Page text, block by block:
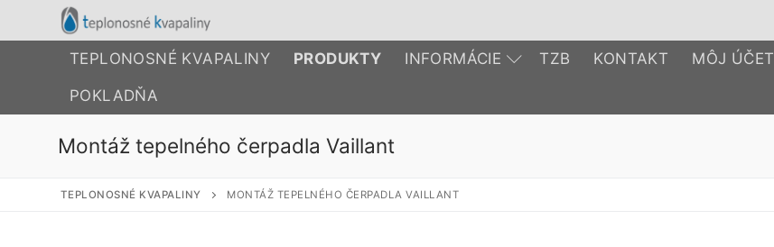
Preskočiť
TEPLONOSNÉ KVAPALINY PRODUKTY INFORMÁCIE TZB KONTAKT MÔJ ÚČET
POKLADŇA
Montáž tepelného čerpadla Vaillant
TEPLONOSNÉ KVAPALINY MONTÁŽ TEPELNÉHO ČERPADLA VAILLANT